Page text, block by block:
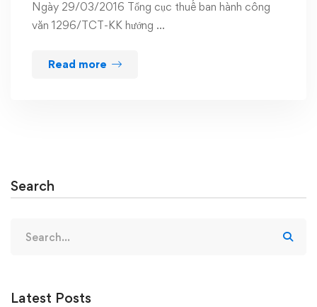
Ngày 29/03/2016 Tổng cục thuế ban hành công
văn 1296/TCT-KK hướng …
Read more
Search
for:
Latest Posts